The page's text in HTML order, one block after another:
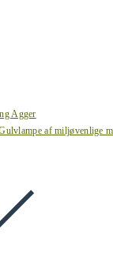
Agger
af miljøvenlige